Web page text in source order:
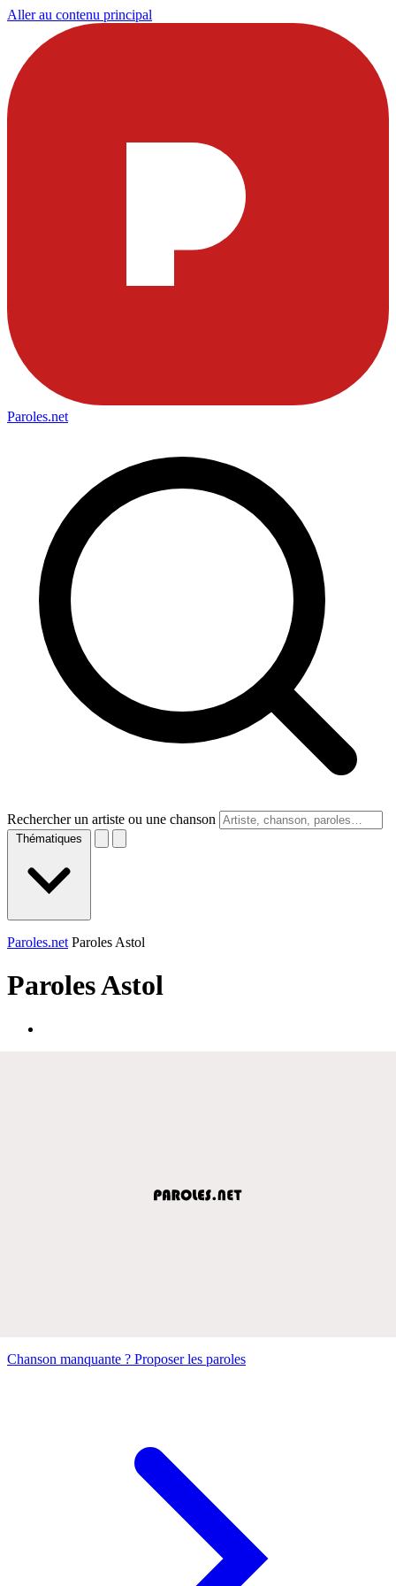
Aller au contenu principal
Paroles.net
Rechercher un artiste ou une chanson
Thématiques
Paroles.net Paroles Astol
ParolesAstol
Chanson manquante ? Proposer les paroles